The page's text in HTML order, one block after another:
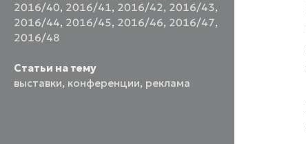
2016/40, 2016/41, 2016/42, 2016/43,
2016/44, 2016/45, 2016/46, 2016/47,
2016/48
Статьи на тему
выставки, конференции, реклама